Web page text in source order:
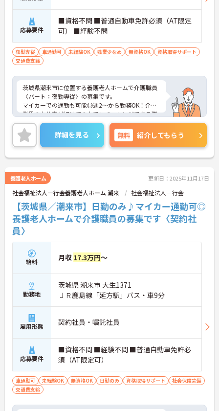
応募要件
■資格不問 ■普通自動車免許必須（AT限定
可） ■経験不問
夜勤専従 車通勤可 未経験OK 残業少なめ 無資格OK
資格取得サポート
交通費支給
茨城県潮来市に位置する養護老人ホームで介護職員
〈パート：夜勤専従〉の募集です。
マイカーでの通勤も可能◎週2～から勤務OK！介護
業界のお仕事が初めての人でもチャレンジできる職
場で、丁寧な研修とフォロー体制で、経験に関わら
ず安心してスタートできます。また昇給があるのは
嬉しいポイントです◎
こちらの求人にご興味がございましたら面接のポイ
ントもお伝えしますので是非ご応募お待ちしており
詳細を見る 無料 紹介してもらう
養護老人ホーム 更新日：2025年11月17日
社会福祉法人一行会養護老人ホーム 潮来 社会福祉法人一行会
【茨城県／潮来市】日勤のみ♪マイカー通勤可◎
養護老人ホームで介護職員の募集です〈契約社
員〉
給料 月収 17.3万円～
勤務地
茨城県 潮来市 大生1371
ＪＲ鹿島線「延方駅」バス・車9分
雇用形態 契約社員・嘱託社員
応募要件
■資格不問 ■経験不問 ■普通自動車免許必
須（AT限定可）
車通勤可 未経験OK 無資格OK 日勤のみ 資格取得サポート
社会保険完備
交通費支給